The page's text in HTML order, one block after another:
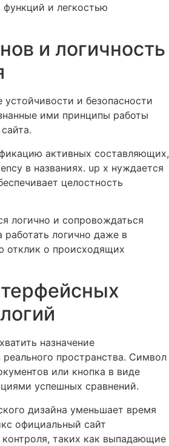
и легкостью
и логичность
и безопасности
ими принципы работы
активных составляющих,
в названиях. up x нуждается
целостность
логично и сопровождаться
работать логично даже в
отклик о происходящих
назначение
пространства. Символ
или кнопка в виде
успешных сравнений.
дизайна уменьшает время
официальный сайт
таких как выпадающие